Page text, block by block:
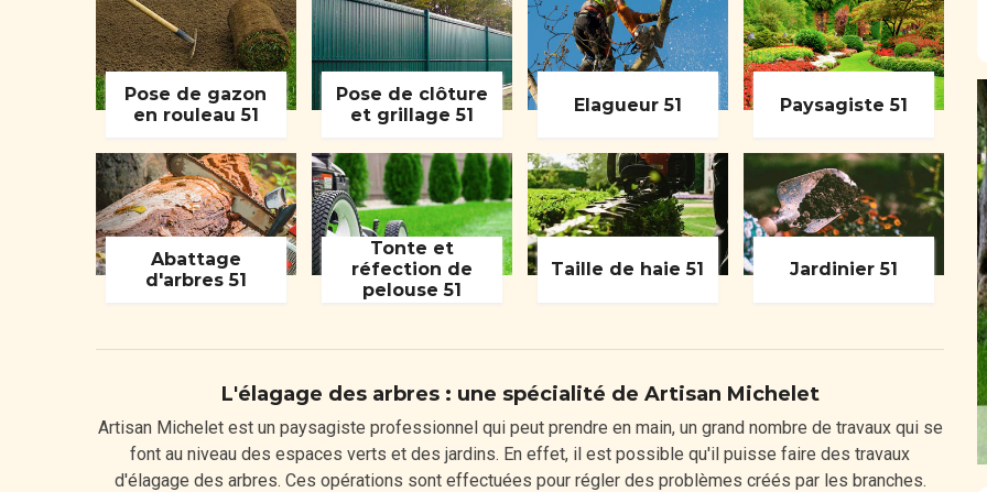
Pose de gazon
en rouleau 51
Pose de clôture
et grillage 51
Elagueur 51 Paysagiste 51
Abattage
d'arbres 51
Tonte et
réfection de
pelouse 51
Taille de haie 51 Jardinier 51
L'élagage des arbres : une spécialité de Artisan Michelet
Artisan Michelet est un paysagiste professionnel qui peut prendre en main, un grand nombre de travaux qui se
font au niveau des espaces verts et des jardins. En effet, il est possible qu'il puisse faire des travaux
d'élagage des arbres. Ces opérations sont effectuées pour régler des problèmes créés par les branches.